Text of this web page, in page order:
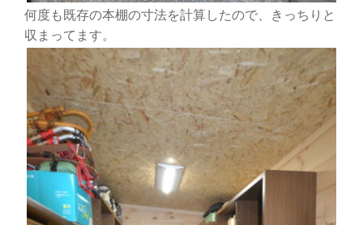
何度も既存の本棚の寸法を計算したので、きっちりと
収まってます。